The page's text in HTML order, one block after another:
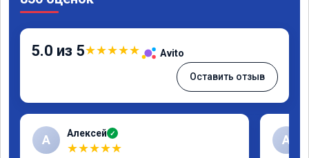
5.0 из 5★★★★★ Avito
Оставить отзыв
А Алексей ✓
★★★★★
А